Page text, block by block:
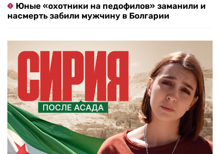
Юные «охотники на педофилов» заманили и
насмерть забили мужчину в Болгарии